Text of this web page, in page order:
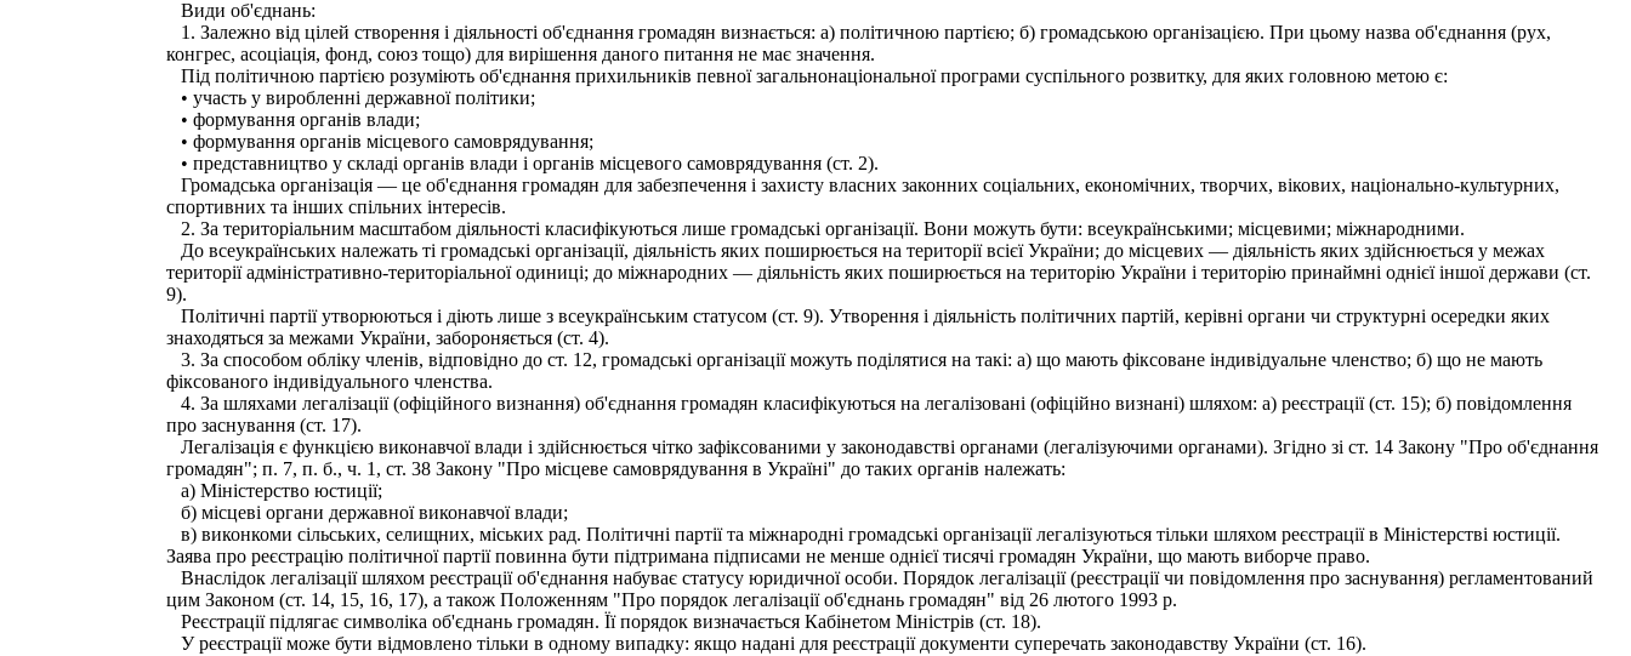
Види об'єднань:
1. Залежно від цілей створення і діяльності об'єднання громадян визнається: а) політичною партією; б) громадською організацією. При цьому назва об'єднання (рух,
конгрес, асоціація, фонд, союз тощо) для вирішення даного питання не має значення.
Під політичною партією розуміють об'єднання прихильників певної загальнонаціональної програми суспільного розвитку, для яких головною метою є:
• участь у виробленні державної політики;
• формування органів влади;
• формування органів місцевого самоврядування;
• представництво у складі органів влади і органів місцевого самоврядування (ст. 2).
Громадська організація — це об'єднання громадян для забезпечення і захисту власних законних соціальних, економічних, творчих, вікових, національно-культурних,
спортивних та інших спільних інтересів.
2. За територіальним масштабом діяльності класифікуються лише громадські організації. Вони можуть бути: всеукраїнськими; місцевими; міжнародними.
До всеукраїнських належать ті громадські організації, діяльність яких поширюється на території всієї України; до місцевих — діяльність яких здійснюється у межах
території адміністративно-територіальної одиниці; до міжнародних — діяльність яких поширюється на територію України і територію принаймні однієї іншої держави (ст.
9).
Політичні партії утворюються і діють лише з всеукраїнським статусом (ст. 9). Утворення і діяльність політичних партій, керівні органи чи структурні осередки яких
знаходяться за межами України, забороняється (ст. 4).
3. За способом обліку членів, відповідно до ст. 12, громадські організації можуть поділятися на такі: а) що мають фіксоване індивідуальне членство; б) що не мають
фіксованого індивідуального членства.
4. За шляхами легалізації (офіційного визнання) об'єднання громадян класифікуються на легалізовані (офіційно визнані) шляхом: а) реєстрації (ст. 15); б) повідомлення
про заснування (ст. 17).
Легалізація є функцією виконавчої влади і здійснюється чітко зафіксованими у законодавстві органами (легалізуючими органами). Згідно зі ст. 14 Закону "Про об'єднання
громадян"; п. 7, п. б., ч. 1, ст. 38 Закону "Про місцеве самоврядування в Україні" до таких органів належать:
а) Міністерство юстиції;
б) місцеві органи державної виконавчої влади;
в) виконкоми сільських, селищних, міських рад. Політичні партії та міжнародні громадські організації легалізуються тільки шляхом реєстрації в Міністерстві юстиції.
Заява про реєстрацію політичної партії повинна бути підтримана підписами не менше однієї тисячі громадян України, що мають виборче право.
Внаслідок легалізації шляхом реєстрації об'єднання набуває статусу юридичної особи. Порядок легалізації (реєстрації чи повідомлення про заснування) регламентований
цим Законом (ст. 14, 15, 16, 17), а також Положенням "Про порядок легалізації об'єднань громадян" від 26 лютого 1993 p.
Реєстрації підлягає символіка об'єднань громадян. Її порядок визначається Кабінетом Міністрів (ст. 18).
У реєстрації може бути відмовлено тільки в одному випадку: якщо надані для реєстрації документи суперечать законодавству України (ст. 16).